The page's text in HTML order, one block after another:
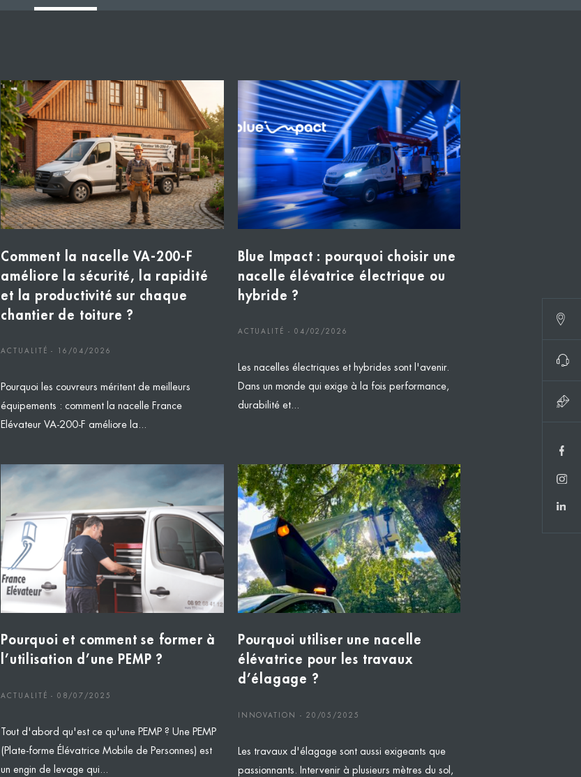
Comment la nacelle VA-200-F
améliore la sécurité, la rapidité
et la productivité sur chaque
chantier de toiture ?
ACTUALITÉ - 16/04/2026
Pourquoi les couvreurs méritent de meilleurs
équipements : comment la nacelle France
Elévateur VA-200-F améliore la...
Blue Impact : pourquoi choisir une
nacelle élévatrice électrique ou
hybride ?
ACTUALITÉ - 04/02/2026
Les nacelles électriques et hybrides sont l'avenir.
Dans un monde qui exige à la fois performance,
durabilité et...
Pourquoi et comment se former à
l’utilisation d’une PEMP ?
ACTUALITÉ - 08/07/2025
Tout d'abord qu'est ce qu'une PEMP ? Une PEMP
(Plate-forme Élévatrice Mobile de Personnes) est
un engin de levage qui...
Pourquoi utiliser une nacelle
élévatrice pour les travaux
d’élagage ?
INNOVATION - 20/05/2025
Les travaux d'élagage sont aussi exigeants que
passionnants. Intervenir à plusieurs mètres du sol,